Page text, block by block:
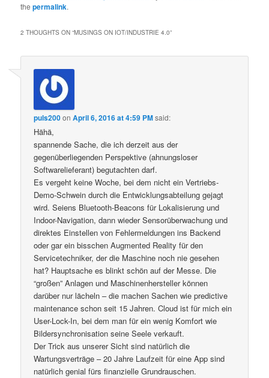
thepermalink.
2 THOUGHTS ON “MUSINGS ON IOT/INDUSTRIE 4.0”
puls200onApril 6, 2016 at 4:59 PMsaid:
Hähä,
spannende Sache, die ich derzeit aus der
gegenüberliegenden Perspektive (ahnungsloser
Softwarelieferant) begutachten darf.
Es vergeht keine Woche, bei dem nicht ein Vertriebs-
Demo-Schwein durch die Entwicklungsabteilung gejagt
wird. Seiens Bluetooth-Beacons für Lokalisierung und
Indoor-Navigation, dann wieder Sensorüberwachung und
direktes Einstellen von Fehlermeldungen ins Backend
oder gar ein bisschen Augmented Reality für den
Servicetechniker, der die Maschine noch nie gesehen
hat? Hauptsache es blinkt schön auf der Messe. Die
“großen” Anlagen und Maschinenhersteller können
darüber nur lächeln – die machen Sachen wie predictive
maintenance schon seit 15 Jahren. Cloud ist für mich ein
User-Lock-In, bei dem man für ein wenig Komfort wie
Bildersynchronisation seine Seele verkauft.
Der Trick aus unserer Sicht sind natürlich die
Wartungsverträge – 20 Jahre Laufzeit für eine App sind
natürlich genial fürs finanzielle Grundrauschen.